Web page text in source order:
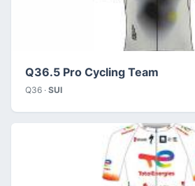
Q36.5 Pro Cycling Team
Q36 · SUI